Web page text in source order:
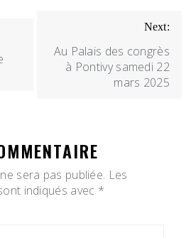
Next:
Au Palais des congrès
à Pontivy samedi 22
mars 2025
sera pas publiée. Les
indiqués avec *